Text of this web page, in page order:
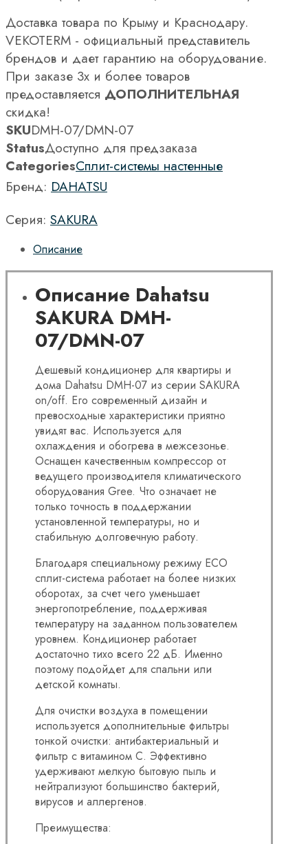
Доставка товара по Крыму и Краснодару.
VEKOTERM - официальный представитель
брендов и дает гарантию на оборудование.
При заказе 3х и более товаров
предоставляется ДОПОЛНИТЕЛЬНАЯ
скидка!
SKUDMH-07/DMN-07
StatusДоступно для предзаказа
CategoriesСплит-системы настенные
Бренд: DAHATSU
Серия: SAKURA
Описание
Описание Dahatsu
SAKURA DMH-
07/DMN-07
Дешевый кондиционер для квартиры и
дома Dahatsu DMH-07 из серии SAKURA
on/off. Его современный дизайн и
превосходные характеристики приятно
увидят вас. Используется для
охлаждения и обогрева в межсезонье.
Оснащен качественным компрессор от
ведущего производителя климатического
оборудования Gree. Что означает не
только точность в поддержании
установленной температуры, но и
стабильную долговечную работу.
Благодаря специальному режиму ECO
сплит-система работает на более низких
оборотах, за счет чего уменьшает
энергопотребление, поддерживая
температуру на заданном пользователем
уровнем. Кондиционер работает
достаточно тихо всего 22 дБ. Именно
поэтому подойдет для спальни или
детской комнаты.
Для очистки воздуха в помещении
используется дополнительные фильтры
тонкой очистки: антибактериальный и
фильтр с витамином C. Эффективно
удерживают мелкую бытовую пыль и
нейтрализуют большинство бактерий,
вирусов и аллергенов.
Преимущества: